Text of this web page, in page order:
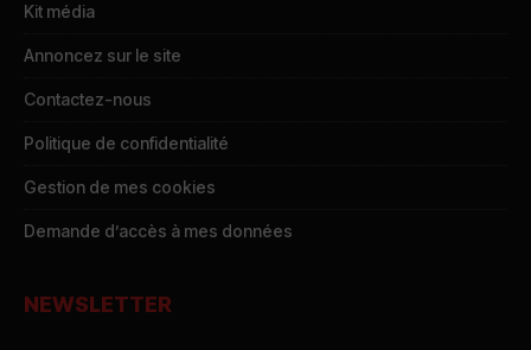
Kit média
Annoncez sur le site
Contactez-nous
Politique de confidentialité
Gestion de mes cookies
Demande d’accès à mes données
NEWSLETTER